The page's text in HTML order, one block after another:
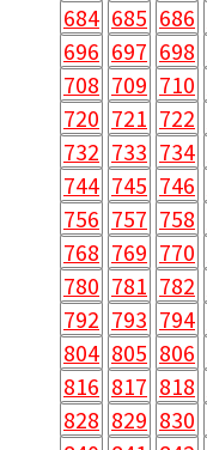
684 685 686
696 697 698
708 709 710
720 721 722
732 733 734
744 745 746
756 757 758
768 769 770
780 781 782
792 793 794
804 805 806
816 817 818
828 829 830